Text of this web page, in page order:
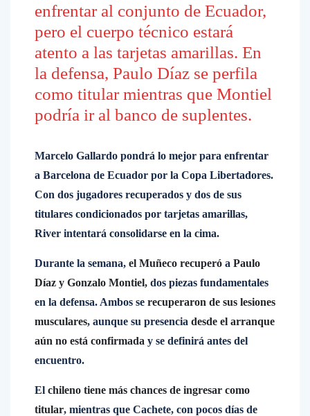
enfrentar al conjunto de Ecuador,
pero el cuerpo técnico estará
atento a las tarjetas amarillas. En
la defensa, Paulo Díaz se perfila
como titular mientras que Montiel
podría ir al banco de suplentes.
Marcelo Gallardo pondrá lo mejor para enfrentar
a Barcelona de Ecuador por la Copa Libertadores.
Con dos jugadores recuperados y dos de sus
titulares condicionados por tarjetas amarillas,
River intentará consolidarse en la cima.
Durante la semana, el Muñeco recuperó a Paulo
Díaz y Gonzalo Montiel, dos piezas fundamentales
en la defensa. Ambos se recuperaron de sus lesiones
musculares, aunque su presencia desde el arranque
aún no está confirmada y se definirá antes del
encuentro.
El chileno tiene más chances de ingresar como
titular, mientras que Cachete, con pocos días de